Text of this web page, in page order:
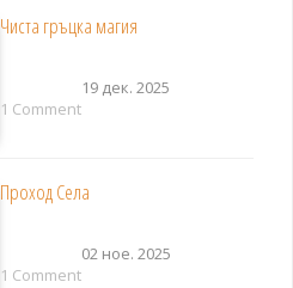
Чиста гръцка магия
19 дек. 2025
1 Comment
Проход Села
02 ное. 2025
1 Comment